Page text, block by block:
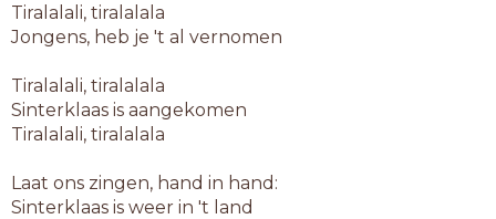
Tiralalali, tiralalala
Jongens, heb je 't al vernomen
Tiralalali, tiralalala
Sinterklaas is aangekomen
Tiralalali, tiralalala
Laat ons zingen, hand in hand:
Sinterklaas is weer in 't land